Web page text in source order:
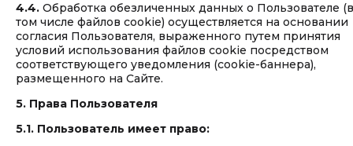
4.4. Обработка обезличенных данных о Пользователе (в
том числе файлов cookie) осуществляется на основании
согласия Пользователя, выраженного путем принятия
условий использования файлов cookie посредством
соответствующего уведомления (cookie-баннера),
размещенного на Сайте.
5. Права Пользователя
5.1. Пользователь имеет право: